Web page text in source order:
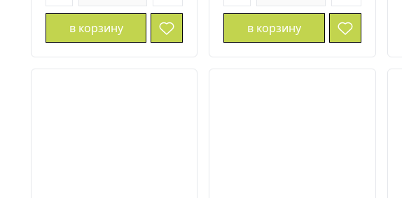
в корзину в корзину